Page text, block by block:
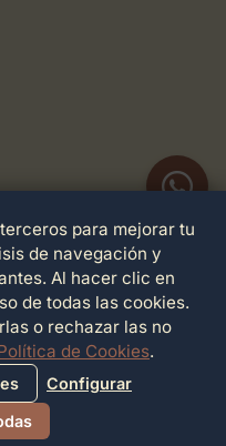
para mejorar tu
de navegación y
Al hacer clic en
de todas las cookies.
o rechazar las no
de Cookies.
Configurar